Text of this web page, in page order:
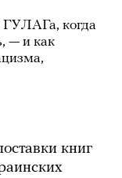
ГУЛАГа, когда
— и как
книг